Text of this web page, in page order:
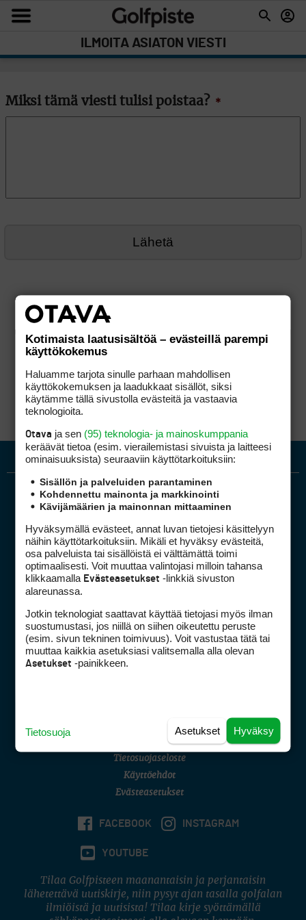
ILMOITA ASIATON VIESTI
Miksi tämä viesti tulisi poistaa? *
Golfpiste mediakortti
Golfpisteen yhteystiedot
DSA avoimuusraportti
Asiakaspalvelu
(digi) digi@otavamedia.fi
Tietosuojaseloste
Käyttöehdot
Evästeasetukset
FACEBOOK INSTAGRAM
YOUTUBE
Tilaa Golfpisteen maanantaisin ja perjantaisin
lähetettävä uutiskirje, niin pysyt ajan tasalla golfalan
ilmiöistä ja uutisista! Tilaa kirje syöttämällä
Kotimaista laatusisältöä – evästeillä parempi
käyttökokemus
Haluamme tarjota sinulle parhaan mahdollisen
käyttökokemuksen ja laadukkaat sisällöt, siksi
käytämme tällä sivustolla evästeitä ja vastaavia
teknologioita.
Otava ja sen (95) teknologia- ja mainoskumppania
keräävät tietoa (esim. vierailemis­tasi sivuista ja laitteesi
ominaisuuk­sista) seuraaviin käyttötarkoituksiin:
Sisällön ja palveluiden parantaminen
Kohdennettu mainonta ja markkinointi
Kävijämäärien ja mainonnan mittaaminen
Hyväksymällä evästeet, annat luvan tietojesi käsittelyyn
näihin käyttötarkoituksiin. Mikäli et hyväksy evästeitä,
osa palveluista tai sisällöistä ei välttämättä toimi
optimaalisesti. Voit muuttaa valintojasi milloin tahansa
klikkaamalla Evästeasetukset -linkkiä sivuston
alareunassa.
Jotkin teknologiat saattavat käyttää tietojasi myös ilman
suostumustasi, jos niillä on siihen oikeutettu peruste
(esim. sivun tekninen toimivuus). Voit vastustaa tätä tai
muuttaa kaikkia asetuksiasi valitsemalla alla olevan
Asetukset -painikkeen.
Hyväksy
Asetukset
Tietosuoja